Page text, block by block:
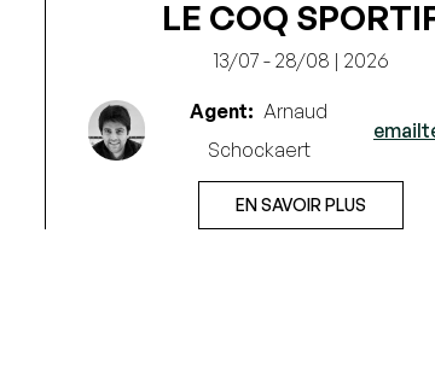
LE COQ
13/07 - 28/08 | 2026
Agent: Arnaud
Schockaert
email
EN SAVOIR PLUS